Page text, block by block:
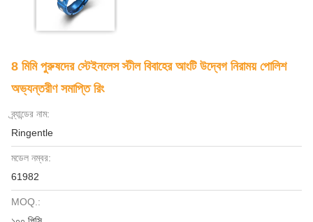
8 মিমি পুরুষদের স্টেইনলেস স্টীল বিবাহের আংটি উদ্বেগ নিরাময় পোলিশ
অভ্যন্তরীণ সমাপ্তি রিং
ব্র্যান্ডের নাম:
Ringentle
মডেল নম্বর:
61982
MOQ.: